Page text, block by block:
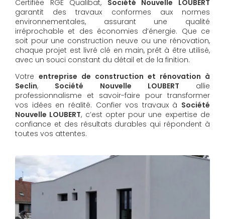
Certifiée RGE Qualibat, Société Nouvelle LOUBERT
garantit des travaux conformes aux normes
environnementales, assurant une qualité
irréprochable et des économies d’énergie. Que ce
soit pour une construction neuve ou une rénovation,
chaque projet est livré clé en main, prêt à être utilisé,
avec un souci constant du détail et de la finition.
Votre entreprise de construction et rénovation à
Seclin, Société Nouvelle LOUBERT allie
professionnalisme et savoir-faire pour transformer
vos idées en réalité. Confier vos travaux à Société
Nouvelle LOUBERT, c’est opter pour une expertise de
confiance et des résultats durables qui répondent à
toutes vos attentes.